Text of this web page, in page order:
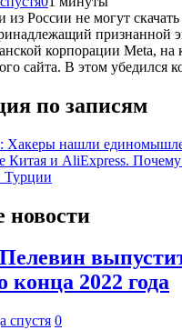
из России не могут
признанной
корпорации Meta, на
сайта. В этом убедился
по записям
Хакеры нашли
Китая и AliExpress.
Турции
новости
конца 2022 года
спустя 0